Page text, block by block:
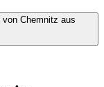
Chemnitz aus